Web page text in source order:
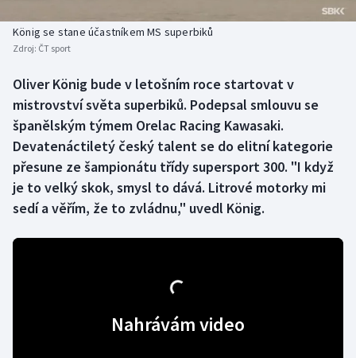
Biatlon
Box
Curling
Dostihy
Aplikace ČT sport
König se stane účastníkem MS superbiků
Zdroj: ČT sport
Oliver König bude v letošním roce startovat v
mistrovství světa superbiků. Podepsal smlouvu se
španělským týmem Orelac Racing Kawasaki.
Devatenáctiletý český talent se do elitní kategorie
přesune ze šampionátu třídy supersport 300. "I když
je to velký skok, smysl to dává. Litrové motorky mi
sedí a věřím, že to zvládnu," uvedl König.
Nahrávám video